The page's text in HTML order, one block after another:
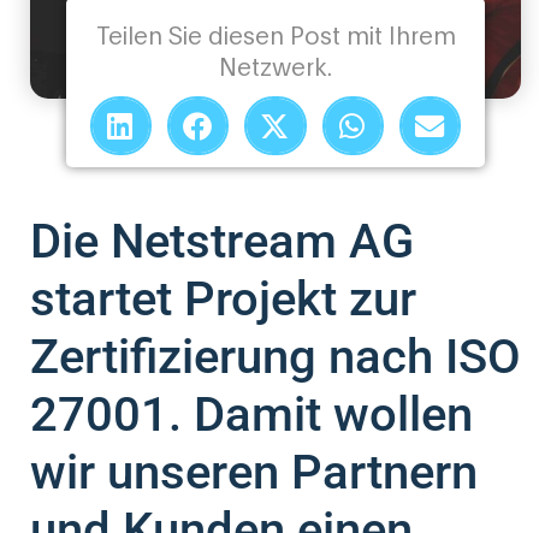
Teilen Sie diesen Post mit Ihrem
Netzwerk.
Die Netstream AG
startet Projekt zur
Zertifizierung nach ISO
27001. Damit wollen
wir unseren Partnern